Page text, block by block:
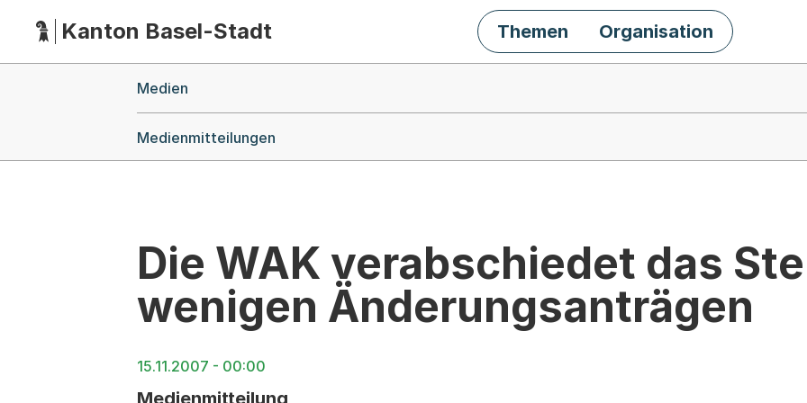
HauptnavigationKanton Basel-Stadt Themen Organisation
Medien
Medienmitteilungen
Die WAK verabschiedet das
wenigen Änderungsanträgen
15.11.2007 - 00:00
Medienmitteilung